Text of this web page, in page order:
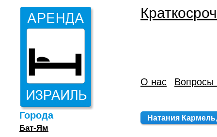
О нас Вопросы
Города
Бат-Ям
Натания